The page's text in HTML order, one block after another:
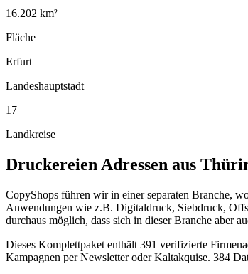
16.202 km²
Fläche
Erfurt
Landeshauptstadt
17
Landkreise
Druckereien Adressen aus
CopyShops führen wir in einer separaten Branche,
Anwendungen wie z.B. Digitaldruck, Siebdruck,
durchaus möglich, dass sich in dieser Branche aber
Dieses Komplettpaket enthält 391 verifizierte
Kampagnen per Newsletter oder Kaltakquise. 384